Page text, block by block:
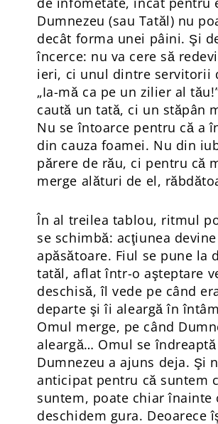
Dumnezeu (sau Tatăl) nu
decât forma unei pâini. Şi
încerce: nu va cere să
ieri, ci unul dintre servitorii
„Ia-mă ca pe un zilier al
caută un tată, ci un stăpân
Nu se întoarce pentru că a
din cauza foamei. Nu din
părere de rău, ci pentru că
merge alături de el,
În al treilea tablou, ritmul
se schimbă: acţiunea devine
apăsătoare. Fiul se pune la
tatăl, aflat într-o aşteptare
deschisă, îl vede pe când
departe şi îi aleargă în
Omul merge, pe când
aleargă… Omul se
Dumnezeu a ajuns deja. Şi
anticipat pentru că suntem
suntem, poate chiar înainte
deschidem gura. Deoarece